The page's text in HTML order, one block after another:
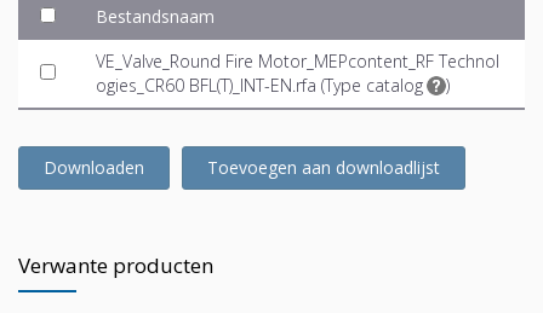
Bestandsnaam
VE_Valve_Round Fire Motor_MEPcontent_RF Technol
ogies_CR60 BFL(T)_INT-EN.rfa (Type catalog )
Downloaden Toevoegen aan downloadlijst
Verwante producten